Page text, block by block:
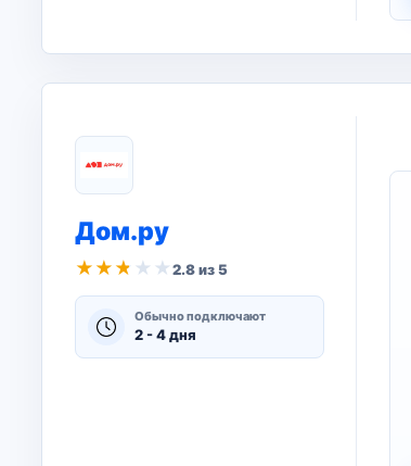
Дом.ру
★ ★ ★ ★ ★2.8 из 5
Обычно подключают
2 - 4 дня